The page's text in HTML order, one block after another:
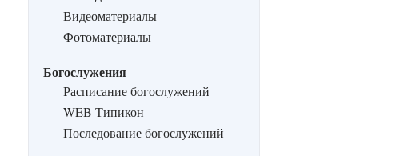
Видеоматериалы
Фотоматериалы
Богослужения
Расписание богослужений
WEB Типикон
Последование богослужений